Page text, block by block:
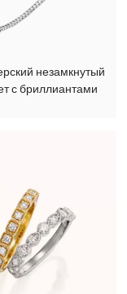
незамкнутый
с бриллиантами